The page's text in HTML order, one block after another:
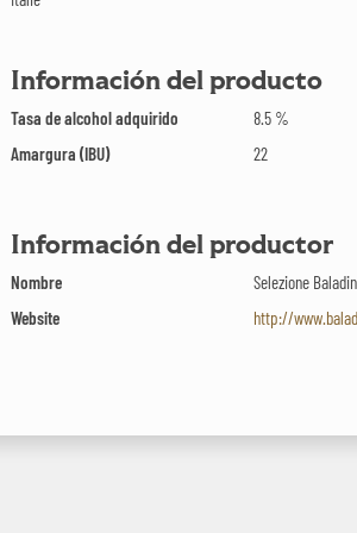
Información del producto
Tasa de alcohol adquirido
8.5 %
Amargura (IBU)
22
Información del productor
Nombre
Selezione Baladin
Website
http://